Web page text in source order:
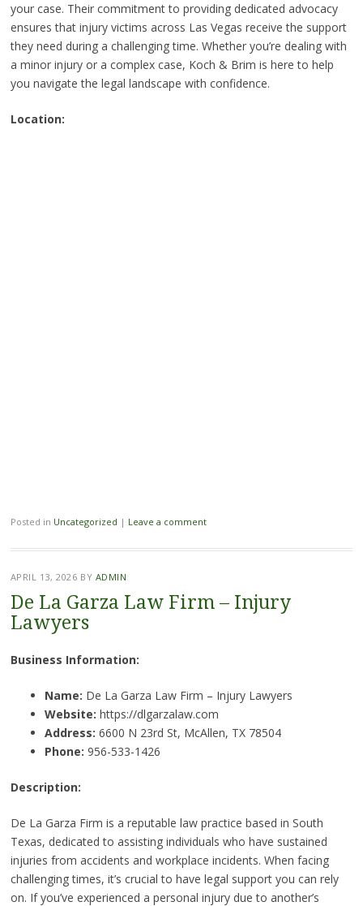
your case. Their commitment to providing dedicated advocacy
ensures that injury victims across Las Vegas receive the support
they need during a challenging time. Whether you’re dealing with
a minor injury or a complex case, Koch & Brim is here to help
you navigate the legal landscape with confidence.
Location:
Posted in Uncategorized | Leave a comment
APRIL 13, 2026 BY ADMIN
De La Garza Law Firm – Injury
Lawyers
Business Information:
Name: De La Garza Law Firm – Injury Lawyers
Website: https://dlgarzalaw.com
Address: 6600 N 23rd St, McAllen, TX 78504
Phone: 956-533-1426
Description:
De La Garza Firm is a reputable law practice based in South
Texas, dedicated to assisting individuals who have sustained
injuries from accidents and workplace incidents. When facing
challenging times, it’s crucial to have legal support you can rely
on. If you’ve experienced a personal injury due to another’s